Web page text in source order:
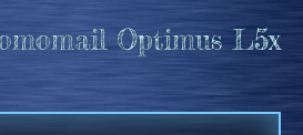
Optimus L5x